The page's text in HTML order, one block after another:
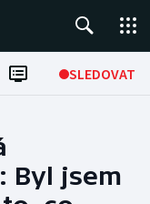
SLEDOVAT
Byl jsem